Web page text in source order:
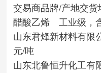
交易商品牌/产地交货
醋酸乙烯 工业级，
山东君烽新材料有限
元/吨
山东北鲁恒升化工有